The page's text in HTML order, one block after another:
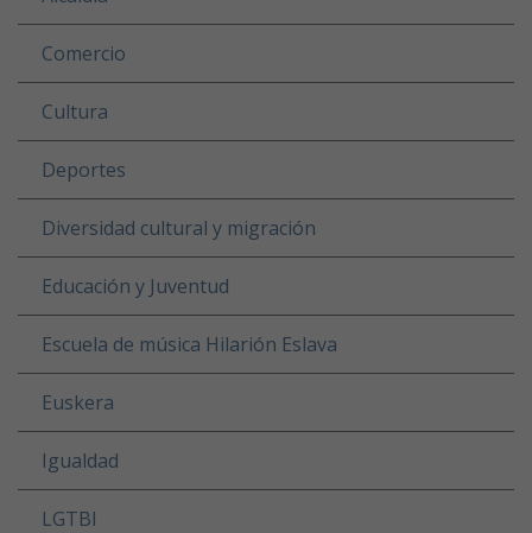
Comercio
Cultura
Deportes
Diversidad cultural y migración
Educación y Juventud
Escuela de música Hilarión Eslava
Euskera
Igualdad
LGTBI